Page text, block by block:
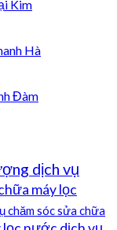
Kim
Hà
Đàm
dịch vụ
máy lọc
chăm sóc sửa chữa